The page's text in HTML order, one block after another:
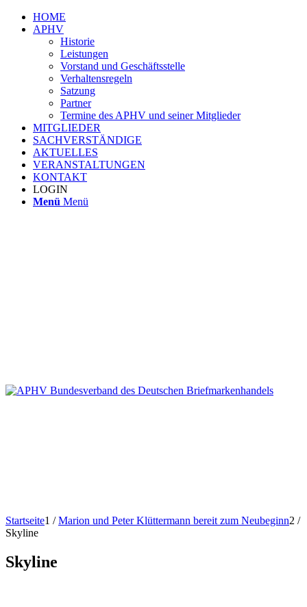
HOME
APHV
Historie
Leistungen
Vorstand und Geschäftsstelle
Verhaltensregeln
Satzung
Partner
Termine des APHV und seiner Mitglieder
MITGLIEDER
SACHVERSTÄNDIGE
AKTUELLES
VERANSTALTUNGEN
KONTAKT
LOGIN
Menü Menü
Startseite1 / Marion und Peter Klüttermann bereit zum Neubeginn2 /
Skyline
Skyline